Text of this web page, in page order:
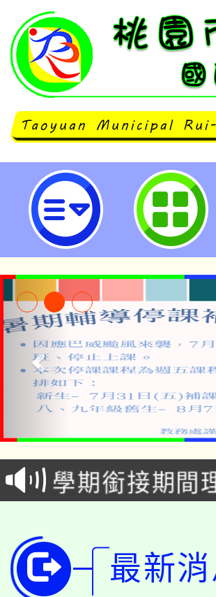
neilrpjhstyc網站設計
淨零綠生活教
會
115年食農教
程
學期銜接期間
版
淨零綠領人才
公告本校115
代理(課)教師
「2026金融保
最新